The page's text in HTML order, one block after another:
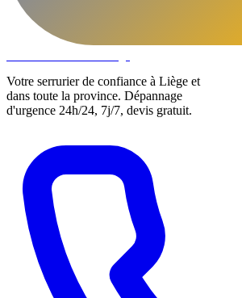
Votre serrurier de confiance à Liège et
dans toute la province. Dépannage
d'urgence 24h/24, 7j/7, devis gratuit.